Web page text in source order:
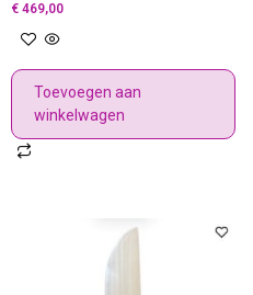
€ 469,00
Toevoegen aan
winkelwagen